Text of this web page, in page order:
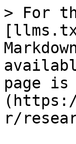
> For
page is
r/